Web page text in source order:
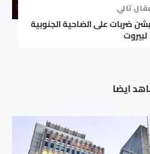
تالي
ضربات على الضاحية الجنوبية
لبيروت
ايضا